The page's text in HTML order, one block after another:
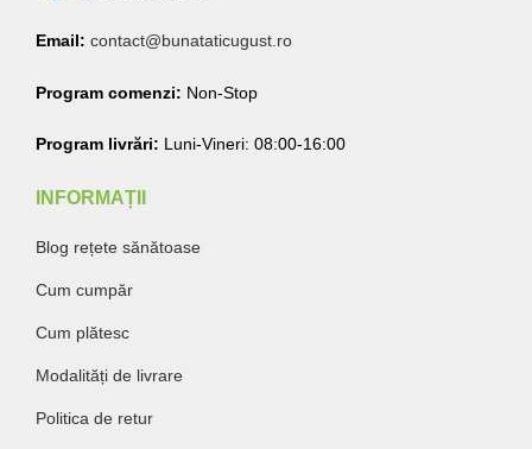
Email: contact@bunataticugust.ro
Program comenzi: Non-Stop
Program livrări: Luni-Vineri: 08:00-16:00
INFORMAȚII
Blog rețete sănătoase
Cum cumpăr
Cum plătesc
Modalități de livrare
Politica de retur